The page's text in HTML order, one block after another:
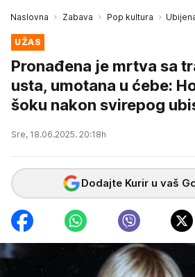
Naslovna Zabava Pop kultura
UŽAS
Pronađena je mrtva sa
usta, umotana u ćebe:
šoku nakon svirepog
Sre, 18.06.2025. 20:18h
Dodajte Kurir u vaš